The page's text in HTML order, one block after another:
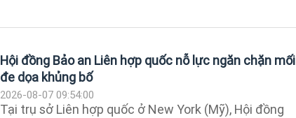
Hội đồng Bảo an Liên hợp quốc nỗ lực ngăn chặn mối
đe dọa khủng bố
2026-08-07 09:54:00
Tại trụ sở Liên hợp quốc ở New York (Mỹ), Hội đồng